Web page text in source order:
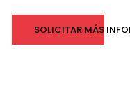
SOLICITAR MÁS